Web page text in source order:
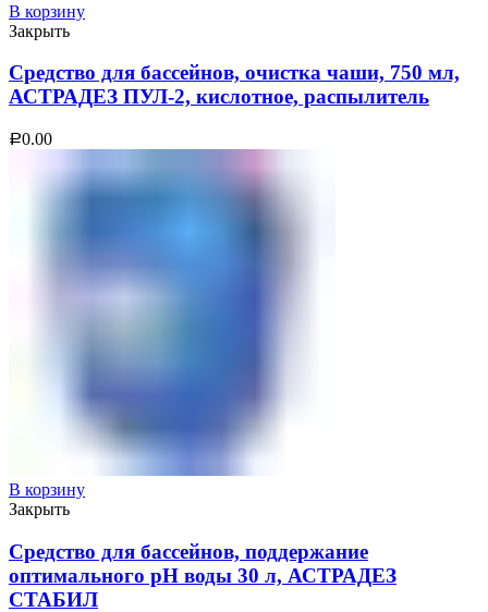
В корзину
Закрыть
Средство для бассейнов, очистка чаши, 750 мл,
АСТРАДЕЗ ПУЛ-2, кислотное, распылитель
Р0.00
В корзину
Закрыть
Средство для бассейнов, поддержание
оптимального рН воды 30 л, АСТРАДЕЗ
СТАБИЛ